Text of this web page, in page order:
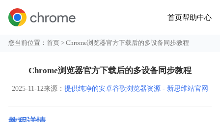
首页帮助中心
您当前位置：首页 > Chrome浏览器官方下载后的多设备同步教程
Chrome浏览器官方下载后的多设备同步教程
2025-11-12来源： 提供纯净的安卓谷歌浏览器资源 - 新思维站官网